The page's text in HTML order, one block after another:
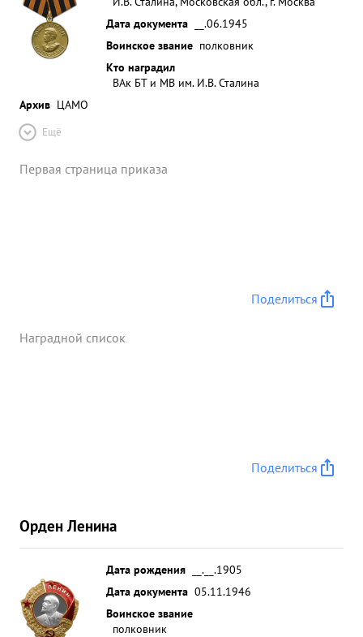
Дата документа
__.06.1945
Воинское звание полковник
Кто наградил
ВАк БТ и МВ им. И.В. Сталина
Архив ЦАМО
Ещё
Первая страница приказа
Поделиться
Наградной список
Поделиться
Орден Ленина
Дата рождения
__.__.1905
Дата документа 05.11.1946
Воинское звание
полковник